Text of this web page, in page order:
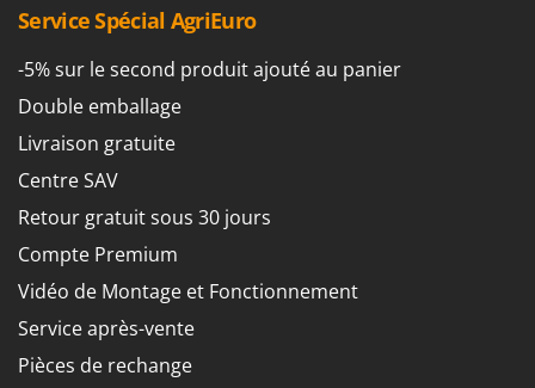
Service Spécial AgriEuro
-5% sur le second produit ajouté au panier
Double emballage
Livraison gratuite
Centre SAV
Retour gratuit sous 30 jours
Compte Premium
Vidéo de Montage et Fonctionnement
Service après-vente
Pièces de rechange